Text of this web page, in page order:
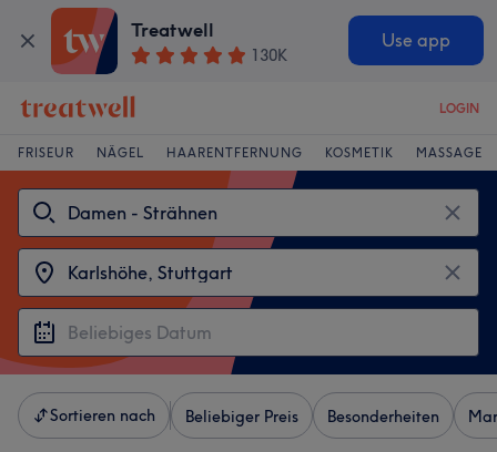
Treatwell
130K
Use app
LOGIN
FRISEUR NÄGEL HAARENTFERNUNG KOSMETIK MASSAGE
Sortieren nach Beliebiger Preis Besonderheiten